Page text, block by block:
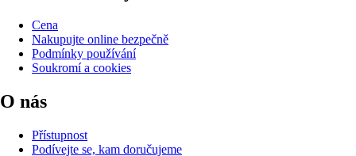
Cena
Nakupujte online bezpečně
Podmínky používání
Soukromí a cookies
O nás
Přístupnost
Podívejte se, kam doručujeme